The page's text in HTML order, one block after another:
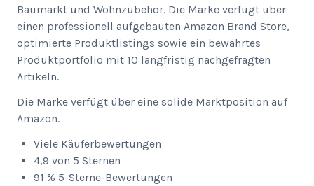
Baumarkt und Wohnzubehör. Die Marke verfügt über
einen professionell aufgebauten Amazon Brand Store,
optimierte Produktlistings sowie ein bewährtes
Produktportfolio mit 10 langfristig nachgefragten
Artikeln.
Die Marke verfügt über eine solide Marktposition auf
Amazon.
Viele Käuferbewertungen
4,9 von 5 Sternen
91 % 5-Sterne-Bewertungen